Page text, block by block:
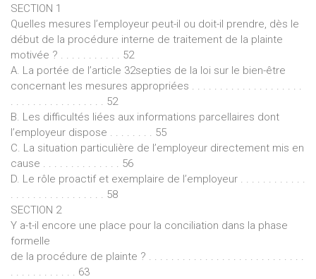
SECTION 1
Quelles mesures l’employeur peut-il ou doit-il prendre, dès le
début de la procédure interne de traitement de la plainte
motivée ? . . . . . . . . . . . 52
A. La portée de l’article 32septies de la loi sur le bien-être
concernant les mesures appropriées . . . . . . . . . . . . . . . . . . . .
. . . . . . . . . . . . . . . . . 52
B. Les difficultés liées aux informations parcellaires dont
l’employeur dispose . . . . . . . . 55
C. La situation particulière de l’employeur directement mis en
cause . . . . . . . . . . . . . . 56
D. Le rôle proactif et exemplaire de l’employeur . . . . . . . . . . . .
. . . . . . . . . . . . . . . . . 58
SECTION 2
Y a-t-il encore une place pour la conciliation dans la phase
formelle
de la procédure de plainte ? . . . . . . . . . . . . . . . . . . . . . . . . . . . .
. . . . . . . . . . . . 63